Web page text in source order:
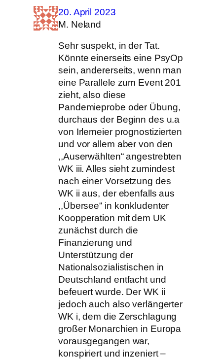
20. April 2023
M. Neland
Sehr suspekt, in der Tat.
Könnte einerseits eine PsyOp
sein, andererseits, wenn man
eine Parallele zum Event 201
zieht, also diese
Pandemieprobe oder Übung,
durchaus der Beginn des u.a
von Irlemeier prognostizierten
und vor allem aber von den
,,Auserwählten“ angestrebten
WK iii. Alles sieht zumindest
nach einer Vorsetzung des
WK ii aus, der ebenfalls aus
,,Übersee“ in konkludenter
Koopperation mit dem UK
zunächst durch die
Finanzierung und
Unterstützung der
Nationalsozialistischen in
Deutschland entfacht und
befeuert wurde. Der WK ii
jedoch auch also verlängerter
WK i, dem die Zerschlagung
großer Monarchien in Europa
vorausgegangen war,
konspiriert und inzeniert –